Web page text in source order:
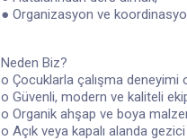
● Organizasyon ve
Neden Biz?
o Çocuklarla çalışma deneyimi
o Güvenli, modern ve kaliteli
o Organik ahşap ve boya
o Açık veya kapalı alanda